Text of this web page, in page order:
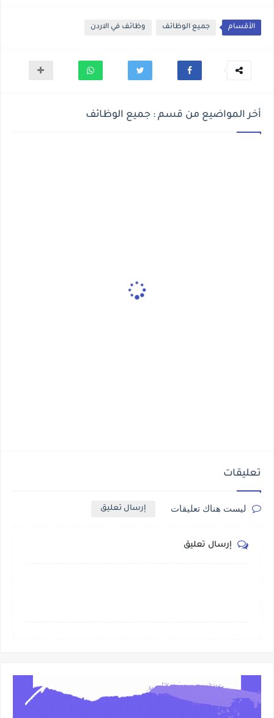
الأقسام جميع الوظائف وظائف في الاردن
أخر المواضيع من قسم : جميع الوظائف
تعليقات
ليست هناك تعليقات إرسال تعليق
إرسال تعليق